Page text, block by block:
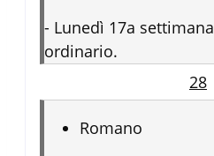
- Lunedì 17a
ordinario.
28
Romano